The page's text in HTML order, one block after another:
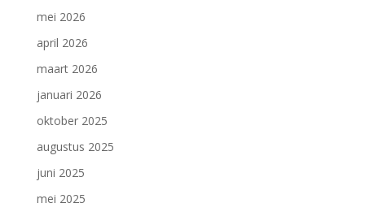
mei 2026
april 2026
maart 2026
januari 2026
oktober 2025
augustus 2025
juni 2025
mei 2025